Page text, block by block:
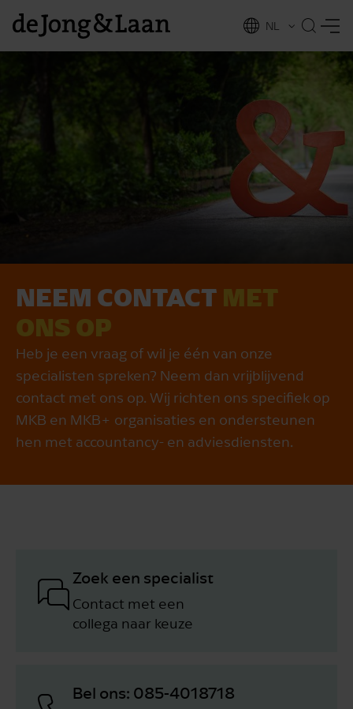
EN
NL
NEEM CONTACT MET
ONS OP
Heb je een vraag of wil je één van onze
specialisten spreken? Neem dan vrijblijvend
contact met ons op. Wij richten ons specifiek op
MKB en MKB+ organisaties en ondersteunen
hen met accountancy- en adviesdiensten.
Zoek een specialist
Contact met een
collega naar keuze
Bel ons: 085-4018718